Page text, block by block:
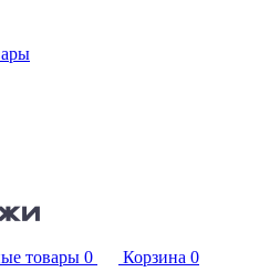
товары 0 Корзина 0